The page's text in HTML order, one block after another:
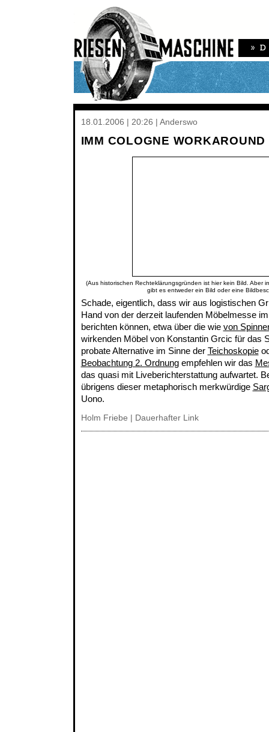
18.01.2006 | 20:26 | Anderswo
IMM COLOGNE WORKAROUND
(Aus historischen Rechteklärungsgründen ist hier kein Bild. Aber
gibt es entweder ein Bild oder eine
Schade, eigentlich, dass wir aus logistischen
Hand von der derzeit laufenden Möbelmesse
berichten können, etwa über die wie von
wirkenden Möbel von Konstantin Grcic für das
probate Alternative im Sinne der Teichoskopie
Beobachtung 2. Ordnungempfehlen wir das
das quasi mit Liveberichterstattung aufwartet.
übrigens dieser metaphorisch merkwürdige
Uono.
Holm Friebe Dauerhafter Link